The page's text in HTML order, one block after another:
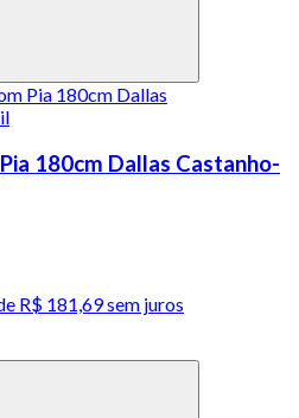
180cm Dallas Castanho-
R$ 181,69 sem juros